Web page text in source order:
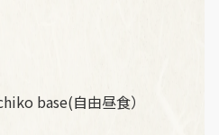
base(自由昼食）